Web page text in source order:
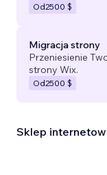
Od2500 $
Migracja strony
Przeniesienie
strony Wix.
Od2500 $
Sklep